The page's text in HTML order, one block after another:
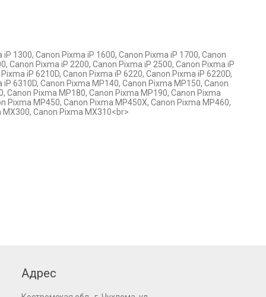
1300, Canon Pixma iP 1600, Canon Pixma iP 1700, Canon
Canon Pixma iP 2200, Canon Pixma iP 2500, Canon Pixma iP
iP 6210D, Canon Pixma iP 6220, Canon Pixma iP 6220D,
6310D, Canon Pixma MP140, Canon Pixma MP150, Canon
Canon Pixma MP180, Canon Pixma MP190, Canon Pixma
Pixma MP450, Canon Pixma MP450X, Canon Pixma MP460,
Canon Pixma MX310<br>
Адрес